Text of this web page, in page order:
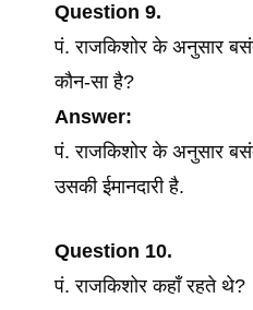
Question 9.
पं. राजकिशोर के अनुसार
कौन-सा है?
Answer:
पं. राजकिशोर के अनुसार
उसकी ईमानदारी है.
Question 10.
पं. राजकिशोर कहाँ रहते थे?